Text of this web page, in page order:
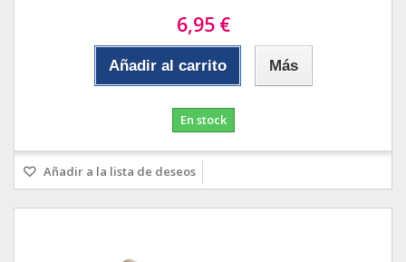
6,95 €
Añadir al carrito Más
En stock
Añadir a la lista de deseos